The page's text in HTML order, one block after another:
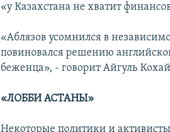
«у Казахстана не хватит
«Аблязов усомнился в
повиновался решению
беженца», - говорит Айгуль
«ЛОББИ АСТАНЫ»
Некоторые политики и